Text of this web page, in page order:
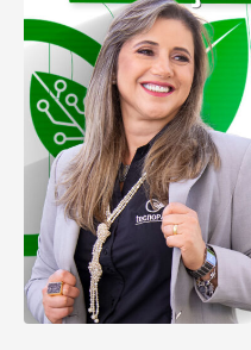
o
Board
da
Triple
Helix
Association